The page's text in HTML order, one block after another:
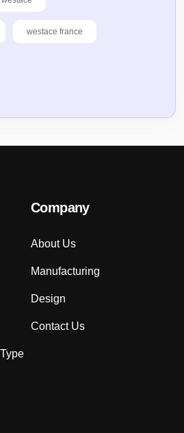
westace france
Company
About Us
Manufacturing
Design
Contact Us